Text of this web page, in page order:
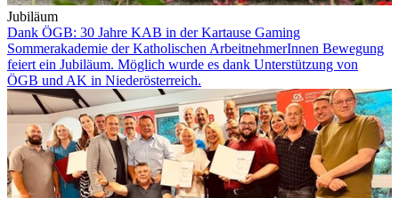
Jubiläum
Dank ÖGB: 30 Jahre KAB in der Kartause Gaming
Sommerakademie der Katholischen ArbeitnehmerInnen Bewegung
feiert ein Jubiläum. Möglich wurde es dank Unterstützung von
ÖGB und AK in Niederösterreich.